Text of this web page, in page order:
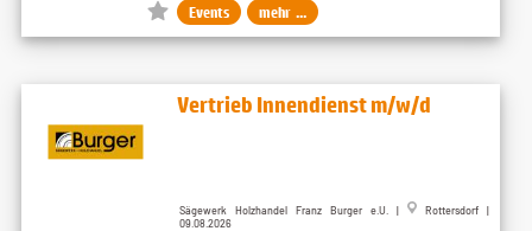
Events mehr ...
Vertrieb Innendienst m/w/d
Sägewerk Holzhandel Franz Burger e.U. |
Rottersdorf |
09.08.2026